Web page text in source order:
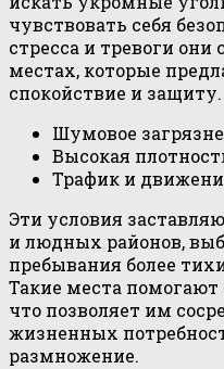
чувствовать себя
стресса и тревоги они
местах, которые
спокойствие и защиту.
Шумовое
Высокая
Трафик и
Эти условия
и людных районов,
пребывания более
Такие места помогают
что позволяет им
жизненных
размножение.